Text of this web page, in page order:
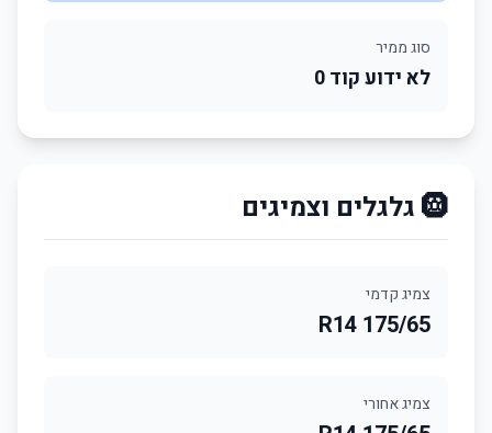
סוג ממיר
לא ידוע קוד 0
🛞 גלגלים וצמיגים
צמיג קדמי
175/65 R14
צמיג אחורי